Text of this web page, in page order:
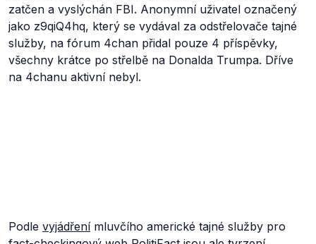
zatčen a vyslýchán FBI. Anonymní uživatel označený
jako z9qiQ4hq, který se vydával za odstřelovače tajné
služby, na fórum 4chan přidal pouze 4 příspěvky,
všechny krátce po střelbě na Donalda Trumpa. Dříve
na 4chanu aktivní nebyl.
Podle vyjádřenímluvčího americké tajné služby pro